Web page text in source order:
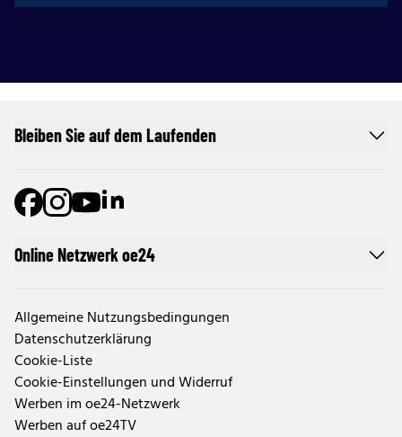
Online Netzwerk oe24
Allgemeine Nutzungsbedingungen
Datenschutzerklärung
Cookie-Liste
Cookie-Einstellungen und Widerruf
Werben im oe24-Netzwerk
Werben auf oe24TV
Bleiben Sie auf dem Laufenden